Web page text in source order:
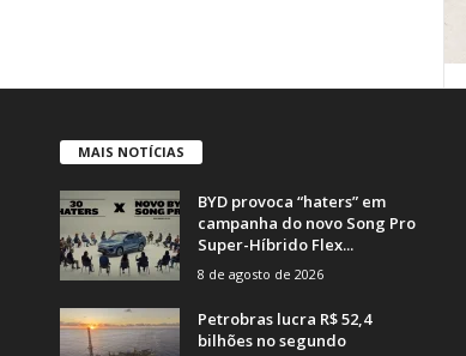
MAIS NOTÍCIAS
BYD provoca “haters” em
campanha do novo Song Pro
Super-Híbrido Flex...
8 de agosto de 2026
Petrobras lucra R$ 52,4
bilhões no segundo